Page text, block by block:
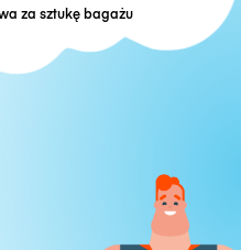
za sztukę bagażu